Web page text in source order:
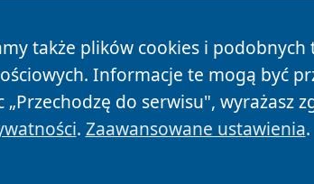
także plików cookies i
Informacje te mogą być
do serwisu", wyrażasz
. Zaawansowane ustawienia.
Polityka Cookies